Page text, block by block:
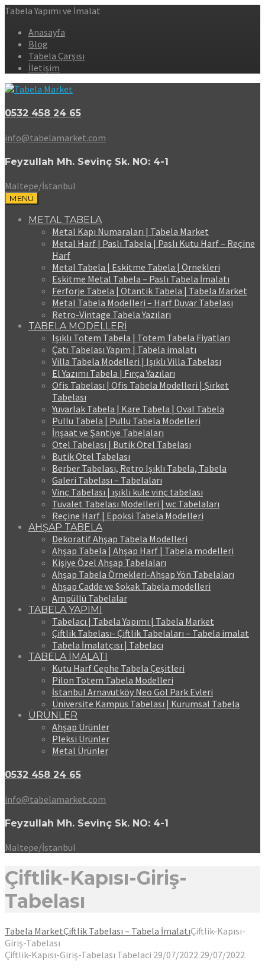
Tabela Yapımı ve İmalat
Anasayfa
Blog
Tabela Çarşısı
İletişim
0532 458 24 65
info@tabelamarket.com
Feyzullah Mh. Sevinç Sk. NO: 4-1
Maltepe/İstanbul
MENÜ
METAL TABELA
Metal Kapı Numaraları | Tabela Market
Metal Harf | Paslı Tabela | Paslı Kutu Harf – Reçine
Harf
Metal Tabela | Eskitme Tabela | Örnekleri
Eskitme Metal Tabela – Paslı Tabela İmalatı
Ferforje Tabela | Otantik Tabela | Tabela Market
Metal Tabela Modelleri – Harf Duvar Tabelası
Retro-Vintage Tabela Yazıları
TABELA MODELLERİ
Işıklı Totem Tabela | Totem Tabela Fiyatları
Çatı Tabelası Yapım | Tabela imalatı
Villa Tabela Modelleri | Işıklı Villa Tabelası
El Yazımı Tabela | Fırça Yazıları
Ofis Tabelası | Ofis Tabela Modelleri | Şirket
Tabelası
Yuvarlak Tabela | Kare Tabela | Oval Tabela
Pullu Tabela | Pullu Tabela Modelleri
İnşaat ve Şantiye Tabelaları
Otel Tabelası | Butik Otel Tabelası
Butik Otel Tabelası
Berber Tabelası, Retro Işıklı Tabela, Tabela
Galeri Tabelası – Tabelaları
Vinç Tabelası | ışıklı kule vinç tabelası
Tuvalet Tabelası Modelleri | wc Tabelaları
Reçine Harf | Epoksi Tabela Modelleri
AHŞAP TABELA
Dekoratif Ahşap Tabela Modelleri
Ahşap Tabela | Ahşap Harf | Tabela modelleri
Kişiye Özel Ahşap Tabelaları
Ahşap Tabela Örnekleri-Ahşap Yön Tabelaları
Ahşap Cadde ve Sokak Tabela modelleri
Ampüllü Tabelalar
TABELA YAPIMI
Tabelacı | Tabela Yapımı | Tabela Market
Çiftlik Tabelası- Çiftlik Tabelaları – Tabela imalat
Tabela İmalatçısı | Tabelacı
TABELA İMALATI
Kutu Harf Cephe Tabela Çeşitleri
Pilon Totem Tabela Modelleri
İstanbul Arnavutköy Neo Göl Park Evleri
Üniversite Kampüs Tabelası | Kurumsal Tabela
ÜRÜNLER
Ahşap Ürünler
Pleksi Ürünler
Metal Ürünler
0532 458 24 65
info@tabelamarket.com
Feyzullah Mh. Sevinç Sk. NO: 4-1
Maltepe/İstanbul
Çiftlik-Kapısı-Giriş-
Tabelası
Tabela MarketÇiftlik Tabelası – Tabela İmalatıÇiftlik-Kapısı-
Giriş-Tabelası
Çiftlik-Kapısı-Giriş-Tabelası Tabelaci 29/07/2022 29/07/2022